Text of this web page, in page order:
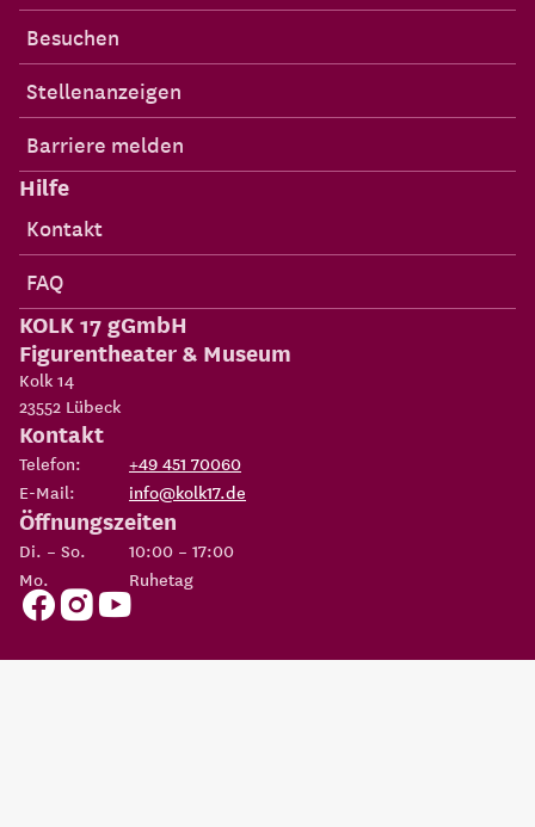
Besuchen
Stellenanzeigen
Barriere melden
Hilfe
Kontakt
FAQ
KOLK 17 gGmbH
Figurentheater & Museum
Kolk 14
23552 Lübeck
Kontakt
Telefon:
+49 451 70060
E-Mail:
info@kolk17.de
Öffnungszeiten
Di. – So.
10:00 – 17:00
Mo.
Ruhetag